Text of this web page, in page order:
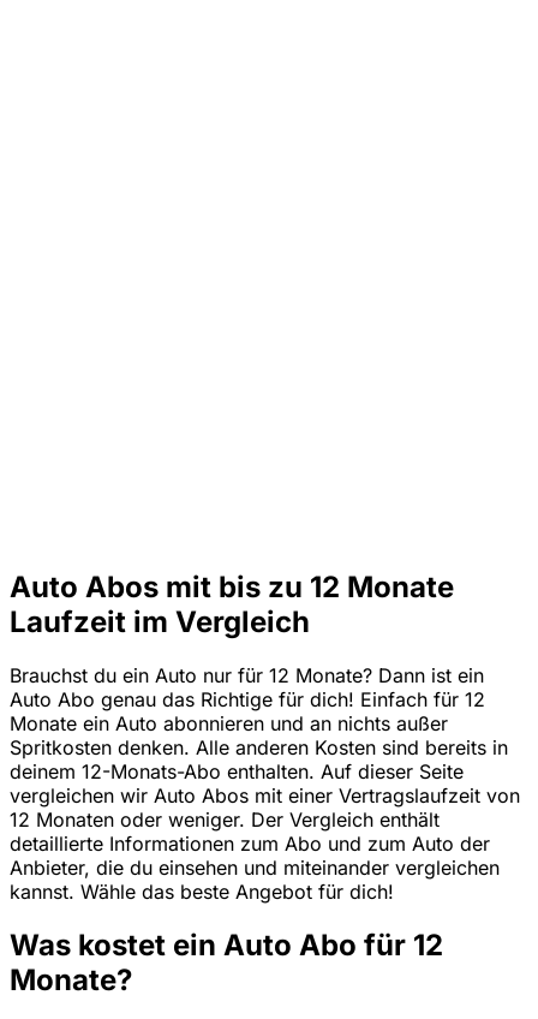
Auto Abos mit bis zu 12 Monate
Laufzeit im Vergleich
Brauchst du ein Auto nur für 12 Monate? Dann ist ein
Auto Abo genau das Richtige für dich! Einfach für 12
Monate ein Auto abonnieren und an nichts außer
Spritkosten denken. Alle anderen Kosten sind bereits in
deinem 12-Monats-Abo enthalten. Auf dieser Seite
vergleichen wir Auto Abos mit einer Vertragslaufzeit von
12 Monaten oder weniger. Der Vergleich enthält
detaillierte Informationen zum Abo und zum Auto der
Anbieter, die du einsehen und miteinander vergleichen
kannst. Wähle das beste Angebot für dich!
Was kostet ein Auto Abo für 12
Monate?